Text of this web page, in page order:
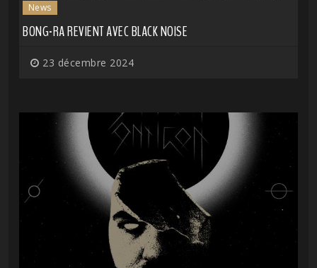
News
BONG-RA REVIENT AVEC BLACK NOISE
23 décembre 2024